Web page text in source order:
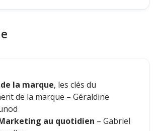
la marque, les clés du
de la marque – Géraldine
au quotidien – Gabriel